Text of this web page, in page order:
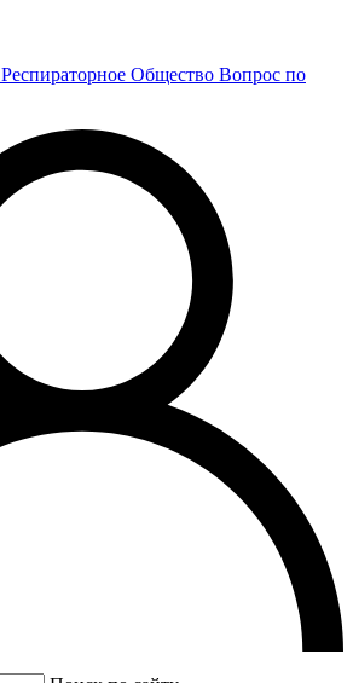
Респираторное Общество Вопрос по